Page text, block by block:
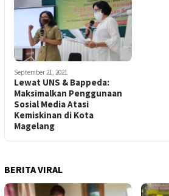
September 21, 2021
Lewat UNS & Bappeda:
Maksimalkan Penggunaan
Sosial Media Atasi
Kemiskinan di Kota
Magelang
BERITA VIRAL